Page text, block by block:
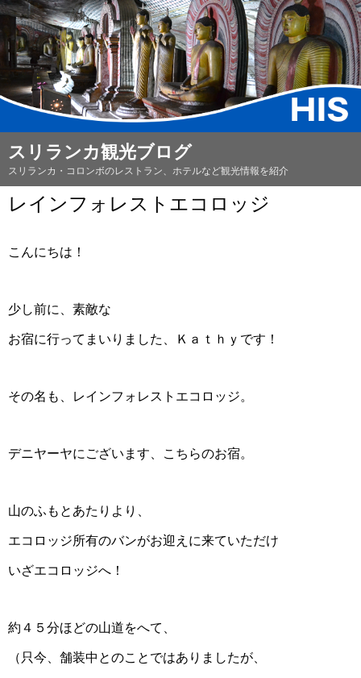
スリランカ観光ブログ
スリランカ・コロンボのレストラン、ホテルなど観光情報を紹介
レインフォレストエコロッジ
こんにちは！
少し前に、素敵な
お宿に行ってまいりました、Ｋａｔｈｙです！
その名も、レインフォレストエコロッジ。
デニヤーヤにございます、こちらのお宿。
山のふもとあたりより、
エコロッジ所有のバンがお迎えに来ていただけ
いざエコロッジへ！
約４５分ほどの山道をへて、
（只今、舗装中とのことではありましたが、